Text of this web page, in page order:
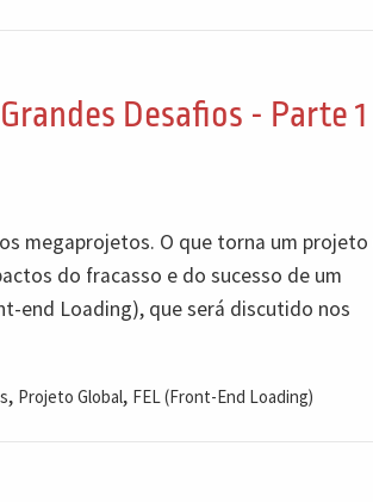
Desafios - Parte 1
megaprojetos. O que torna um projeto
do fracasso e do sucesso de um
end Loading), que será discutido nos
, Projeto Global, FEL (Front-End Loading)